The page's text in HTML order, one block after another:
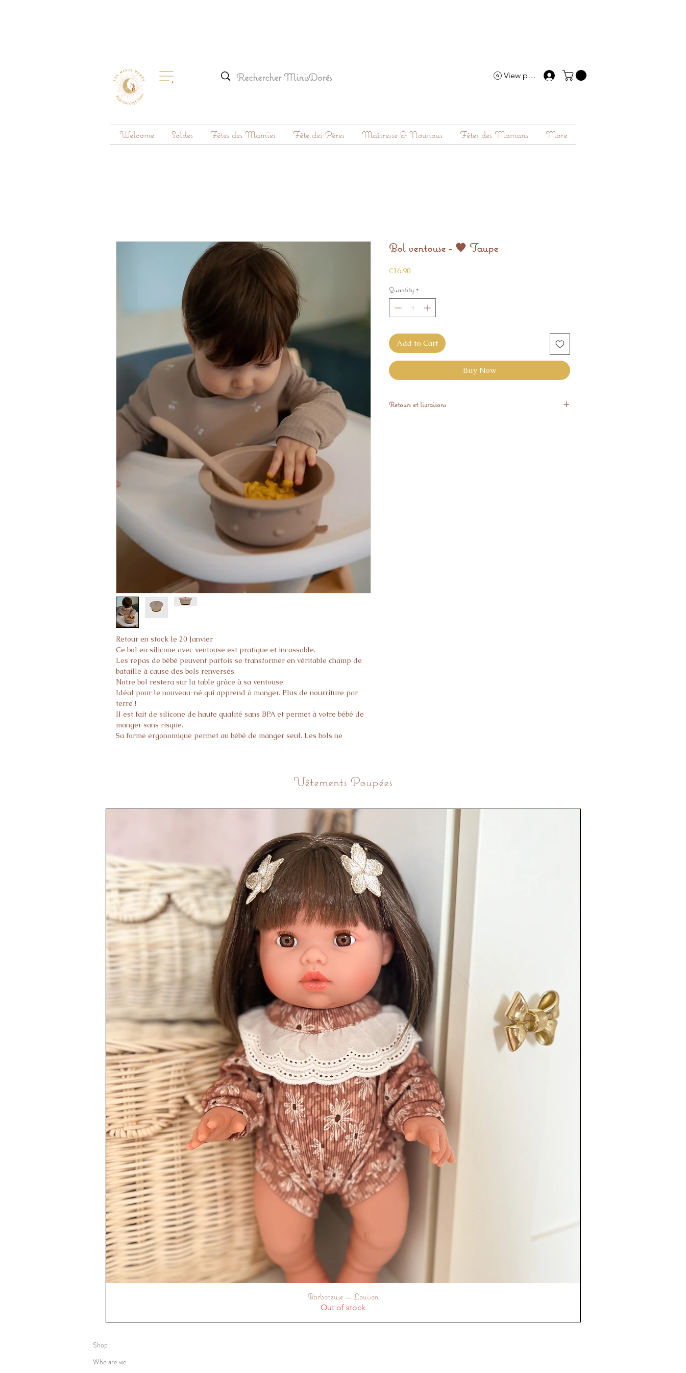
View points
Welcome Soldes Fêtes des Mamies Fête des Pères Maîtresse & Nounous Fêtes des Mamans More
Retour en stock le 20 Janvier
Ce bol en silicone avec ventouse est pratique et incassable.
Les repas de bébé peuvent parfois se transformer en véritable champ de
bataille à cause des bols renversés.
Notre bol restera sur la table grâce à sa ventouse.
Idéal pour le nouveau-né qui apprend à manger. Plus de nourriture par
terre !
Il est fait de silicone de haute qualité sans BPA et permet à votre bébé de
manger sans risque.
Sa forme ergonomique permet au bébé de manger seul. Les bols ne
Passe au micro-ondes
Bol ventouse - 🤎 Taupe
€16.90
Quantity *
Add to Cart
Buy Now
Retours et livraisons
Vêtements Poupées
Quick View
Barboteuse — Louison
Out of stock
Shop
Who are we